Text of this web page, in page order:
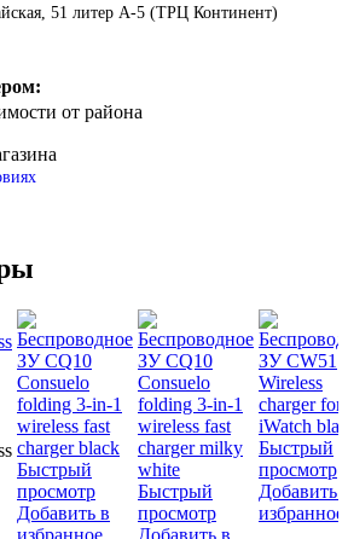
51 литер А-5 (ТРЦ Континент)
от района
Быстрый
просмотр
Добавить в
Быстрый
просмотр
Быстрый
просмотр
Добавить
избранное